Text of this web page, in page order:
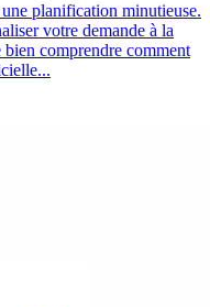
planification minutieuse.
votre demande à la
bien comprendre comment